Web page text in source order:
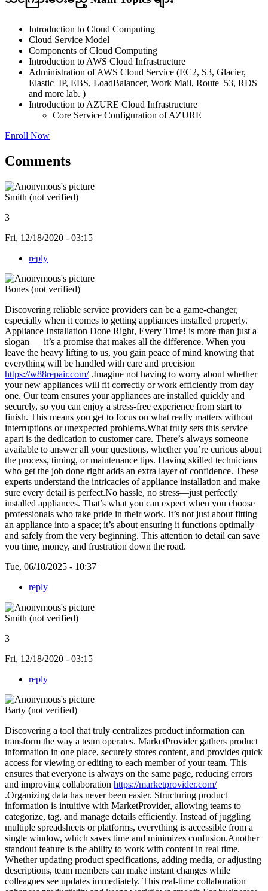
Introduction to Cloud Computing
Cloud Service Model
Components of Cloud Computing
Introduction to AWS Cloud Infrastructure
Administration of AWS Cloud Service (EC2, S3, Glacier,
Elastic_IP, EBS, LoadBalancer, Work Mail, Route_53, RDS
and more lab. )
Introduction to AZURE Cloud Infrastructure
Core Service Configuration of AZURE
Enroll Now
Comments
Smith (not verified)
3
Fri, 12/18/2020 - 03:15
reply
Bones (not verified)
Discovering reliable service providers can be a game-changer,
especially when it comes to getting appliances installed properly.
Appliance Installation Done Right, Every Time! is more than just a
slogan — it’s a promise that makes all the difference. When you
leave the heavy lifting to us, you gain peace of mind knowing that
everything will be handled with care and precision
https://w88repair.com/.Imagine not having to worry about whether
your new appliances will fit correctly or work efficiently from day
one. Our team ensures your appliances are installed quickly and
securely, so you can enjoy a stress-free experience from start to
finish. This means you get to focus on what really matters without
interruptions or unexpected problems.What truly sets this service
apart is the dedication to customer care. There’s always someone
available to answer all your questions, whether you’re curious about
the process, timing, or maintenance tips. Having skilled technicians
who get the job done right adds an extra layer of confidence. These
experts understand the intricacies of appliance installation and make
sure every detail is perfect.No hassle, no stress—just perfectly
installed appliances. That’s what you can expect when you choose
professionals who take pride in their work. It’s not just about fitting
an appliance into a space; it’s about ensuring it functions optimally
and safely from the very beginning. This attention to detail can save
you time, money, and frustration down the road.
Tue, 06/10/2025 - 10:37
reply
Smith (not verified)
3
Fri, 12/18/2020 - 03:15
reply
Barty (not verified)
Discovering a tool that truly centralizes product information can
transform the way a team operates. MarketProvider gathers product
information in one place, securely stores content, and provides quick
access for viewing or editing to each member of your team. This
ensures that everyone is always on the same page, reducing errors
and improving collaboration https://marketprovider.com/
.Organizing data has never been easier. Structuring product
information is intuitive with MarketProvider, allowing teams to
categorize, tag, and manage details efficiently. Instead of juggling
multiple spreadsheets or platforms, everything is accessible from a
single window, which saves time and minimizes confusion.Another
standout feature is the ability to work with content in real time.
Whether updating product specifications, adding media, or adjusting
descriptions, team members can make instant changes while
colleagues see updates immediately. This real-time collaboration